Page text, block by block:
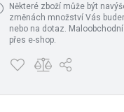
Některé zboží může být
změnách množství Vás
nebo na dotaz.
přes e-shop.